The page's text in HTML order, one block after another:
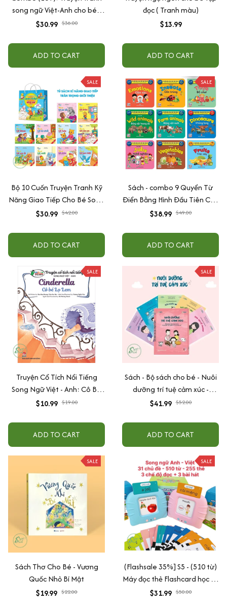
song ngữ Việt-Anh cho bé -
Dạy trẻ nề nếp, chăm ngoan
$30.99 $36.00
ADD TO CART
đọc ( Tranh màu)
$13.99
ADD TO CART
SALE
Bộ 10 Cuốn Truyện Tranh Kỹ
Năng Giao Tiếp Cho Bé Song
Ngữ Việt Anh
$30.99 $42.00
ADD TO CART
SALE
Sách - combo 9 Quyển Từ
Điển Bằng Hình Đầu Tiên Của
Bé Từ 0-6 tuổi - Song Ngữ
$38.99 $49.00
ADD TO CART
SALE
Truyện Cổ Tích Nổi Tiếng
Song Ngữ Việt - Anh: Cô Bé
Lọ Lem - Cinderella
$10.99 $19.00
ADD TO CART
SALE
Sách - Bộ sách cho bé - Nuôi
dưỡng trí tuệ cảm xúc -
BKEShop
$41.99 $52.00
ADD TO CART
SALE
Sách Thơ Cho Bé - Vương
Quốc Nhỏ Bí Mật
$19.99 $22.00
SALE
(Flashsale 35%] S5 - (510 từ)
Máy đọc thẻ Flashcard học từ
vựng song ngữ Anh Việt,
$31.99 $50.00